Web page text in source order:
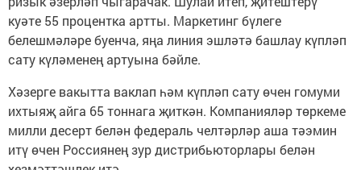
куәте 55 процентка артты. Маркетинг бүлеге
белешмәләре буенча, яңа линия эшләтә башлау күпләп
сату күләменең артуына бәйле.
Хәзерге вакытта ваклап һәм күпләп сату өчен гомуми
ихтыяҗ айга 65 тоннага җиткән. Компанияләр төркеме
милли десерт белән федераль челтәрләр аша тәэмин
итү өчен Россиянең зур дистрибьюторлары белән